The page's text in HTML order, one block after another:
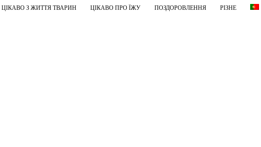
ЦІКАВО З ЖИТТЯ ТВАРИН ЦІКАВО ПРО ЇЖУ ПОЗДОРОВЛЕННЯ РІЗНЕ